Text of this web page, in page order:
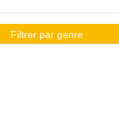
Filtrer par genre